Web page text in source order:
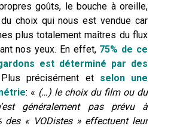
goûts, le bouche à oreille,
du choix qui nous est vendue car
plus totalement maîtres du flux
nos yeux. En effet, 75% de ce
est déterminé par des
Plus précisément et selon une
: « (…) le choix du film ou du
généralement pas prévu à
des « VODistes » effectuent leur